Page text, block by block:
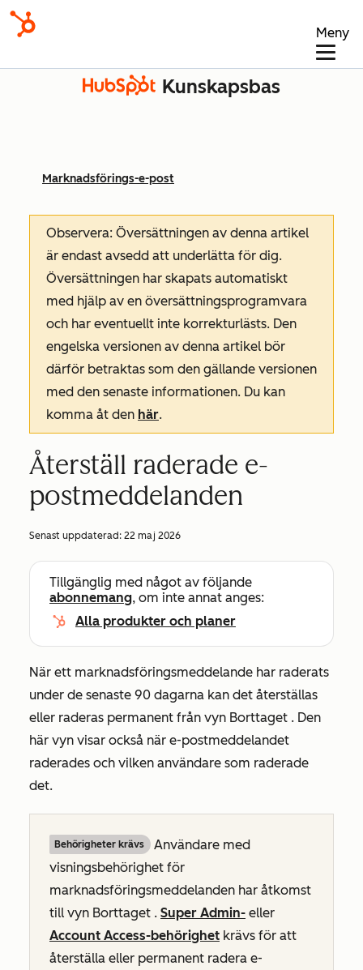
Meny
Kunskapsbas
Marknadsförings-e-post
Observera: Översättningen av denna artikel
är endast avsedd att underlätta för dig.
Översättningen har skapats automatiskt
med hjälp av en översättningsprogramvara
och har eventuellt inte korrekturlästs. Den
engelska versionen av denna artikel bör
därför betraktas som den gällande versionen
med den senaste informationen. Du kan
komma åt den här.
Återställ raderade e-
postmeddelanden
Senast uppdaterad: 22 maj 2026
Tillgänglig med något av följande
abonnemang, om inte annat anges:
Alla produkter och planer
När ett marknadsföringsmeddelande har raderats
under de senaste 90 dagarna kan det återställas
eller raderas permanent från vyn Borttaget . Den
här vyn visar också när e-postmeddelandet
raderades och vilken användare som raderade
det.
Behörigheter krävs
Användare med
visningsbehörighet för
marknadsföringsmeddelanden har åtkomst
till vyn Borttaget . Super Admin- eller
Account Access-behörighet krävs för att
återställa eller permanent radera e-